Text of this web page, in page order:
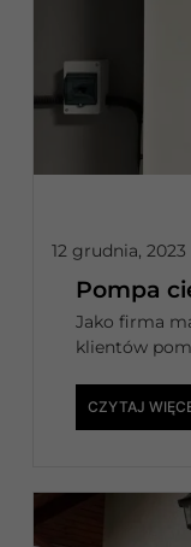
Pompa
Jako firma
klientów
CZYTAJ
12 grudnia, 2023